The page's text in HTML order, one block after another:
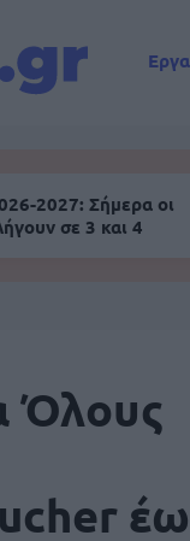
2027: Σήμερα οι
σε 3 και 4
Όλους